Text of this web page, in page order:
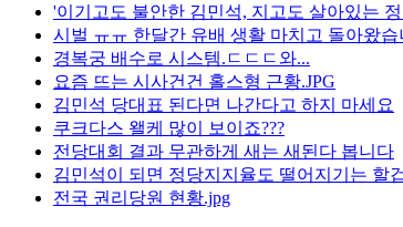
'이기고도 불안한 김민석, 지고도 살아있는
시벌 ㅠㅠ 한달간 유배 생활 마치고 돌아왔습
경복궁 배수로 시스템.ㄷㄷㄷ와...
요즘 뜨는 시사건건 홀스형 근황.JPG
김민석 당대표 된다면 나간다고 하지 마세요
쿠크다스 왤케 많이 보이죠???
전당대회 결과 무관하게 새는 새된다 봅니다
김민석이 되면 정당지지율도 떨어지기는 할
전국 권리당원 현황.jpg